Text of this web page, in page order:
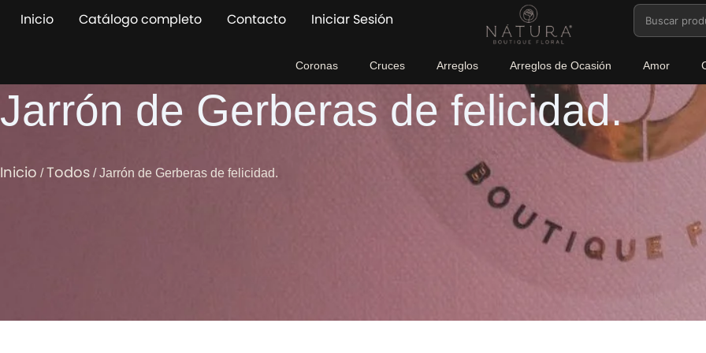
Inicio Catálogo completo Contacto Iniciar Sesión
Buscar
por:
Coronas Cruces Arreglos Arreglos de Ocasión Amor
Jarrón de Gerberas de felicidad.
Inicio /Todos / Jarrón de Gerberas de felicidad.